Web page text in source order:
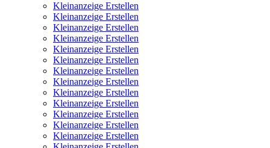
Kleinanzeige Erstellen
Kleinanzeige Erstellen
Kleinanzeige Erstellen
Kleinanzeige Erstellen
Kleinanzeige Erstellen
Kleinanzeige Erstellen
Kleinanzeige Erstellen
Kleinanzeige Erstellen
Kleinanzeige Erstellen
Kleinanzeige Erstellen
Kleinanzeige Erstellen
Kleinanzeige Erstellen
Kleinanzeige Erstellen